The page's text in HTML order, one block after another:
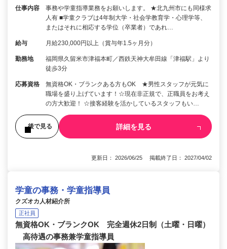
仕事内容
事務や学童指導業務をお願いします。 ★北九州市にも同様求
人有 ■学童クラブは4年制大学・社会学教育学・心理学等、
またはそれに相応する学位（卒業者）であれ…
給与 月給230,000円以上（賞与年1.5ヶ月分）
勤務地
福岡県久留米市津福本町／西鉄天神大牟田線「津福駅」より
徒歩3分
応募資格
無資格OK・ブランクある方もOK ★男性スタッフが元気に
職場を盛り上げています！☆現在非正規で、正職員をお考え
の方大歓迎！ ☆接客経験を活かしているスタッフもい…
後で見る 詳細を見る
更新日： 2026/06/25 掲載終了日： 2027/04/02
学童の事務・学童指導員
クズオカ人材紹介所
正社員
無資格OK・ブランクOK 完全週休2日制（土曜・日曜）
高待遇の事務兼学童指導員